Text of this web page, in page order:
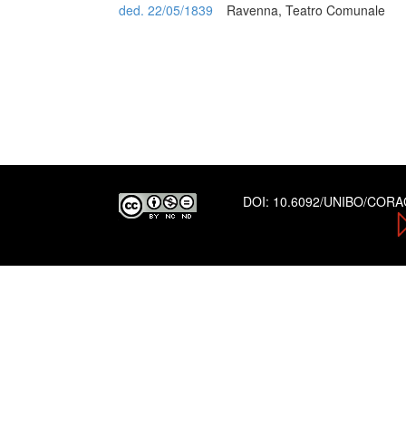
ded. 22/05/1839
Ravenna, Teatro Comunale
DOI: 10.6092/UNIBO/